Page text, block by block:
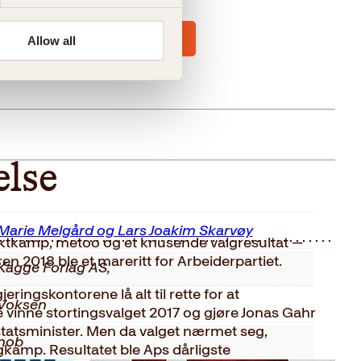
Allow all
metoo og et knusende valgresultat —
2018 ble et mareritt for Arbeiderpartiet.
lå alt til rette for at
stortingsvalget 2017 og gjøre Jonas Gahr
Men da valget nærmet seg,
Resultatet ble Aps dårligste
Melgård og Lars Joakim Skarvøy
Forlag AS,